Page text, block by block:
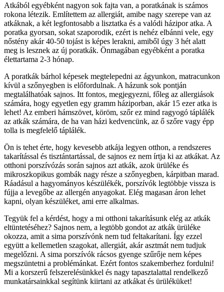
Atkából egyébként nagyon sok fajta van, a poratkának is számos
rokona létezik. Említettem az allergiát, amibe nagy szerepe van az
atkáknak, a két legfontosabb a lisztatka és a valódi házipor atka. A
poratka gyorsan, sokat szaporodik, ezért is nehéz elbánni vele, egy
nőstény akár 40-50 tojást is képes lerakni, amiből úgy 3 hét alatt
meg is lesznek az új poratkák. Önmagában egyébként a poratka
élettartama 2-3 hónap.
A poratkák bárhol képesek megtelepedni az ágyunkon, matracunkon
kívül a szőnyegben is előfordulnak. A házunk sok pontján
megtalálhatóak sajnos. Itt fontos, megjegyezni, főleg az allergiások
számára, hogy egyetlen egy gramm háziporban, akár 15 ezer atka is
lehet! Az emberi hámszövet, köröm, szőr ez mind ragyogó táplálék
az atkák számára, de ha van házi kedvencünk, az ő szőre vagy épp
tolla is megfelelő táplálék.
Ön is tehet érte, hogy kevesebb atkája legyen otthon, a rendszeres
takarítással és tisztántartással, de sajnos ez nem írtja ki az atkákat. Az
otthoni porszívózás során sajnos azt atkák, azok ürüléke és
mikroszkopikus gombák nagy része a szőnyegben, kárpitban marad.
Ráadásul a hagyományos készülékék, porszívók legtöbbje vissza is
fújja a levegőbe az allergén anyagokat. Elég magasan áron lehet
kapni, olyan készüléket, ami erre alkalmas.
Tegyük fel a kérdést, hogy a mi otthoni takarításunk elég az atkák
eltüntetéséhez? Sajnos nem, a legtöbb gondot az atkák ürüléke
okozza, amit a sima porszívónk nem tud feltakarítani. Így ezzel
együtt a kellemetlen szagokat, allergiát, akár asztmát nem tudjuk
megelőzni. A sima porszívók rácsos gyenge szűrője nem képes
megszüntetni a problémánkat. Ezért fontos szakemberhez fordulni!
Mi a korszerű felszerelésünkkel és nagy tapasztalattal rendelkező
munkatársainkkal segítünk kiirtani az atkákat és ürüléküket!